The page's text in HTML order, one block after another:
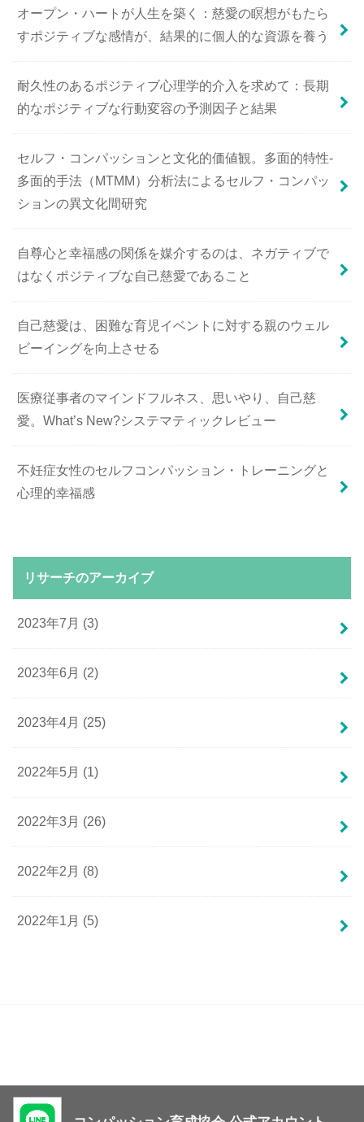
オープン・ハートが人生を築く：慈愛の瞑想がもたら
すポジティブな感情が、結果的に個人的な資源を養う
耐久性のあるポジティブ心理学的介入を求めて：長期
的なポジティブな行動変容の予測因子と結果
セルフ・コンパッションと文化的価値観。多面的特性-
多面的手法（MTMM）分析法によるセルフ・コンパッ
ションの異文化間研究
自尊心と幸福感の関係を媒介するのは、ネガティブで
はなくポジティブな自己慈愛であること
自己慈愛は、困難な育児イベントに対する親のウェル
ビーイングを向上させる
医療従事者のマインドフルネス、思いやり、自己慈
愛。What’s New?システマティックレビュー
不妊症女性のセルフコンパッション・トレーニングと
心理的幸福感
リサーチのアーカイブ
2023年7月 (3)
2023年6月 (2)
2023年4月 (25)
2022年5月 (1)
2022年3月 (26)
2022年2月 (8)
2022年1月 (5)